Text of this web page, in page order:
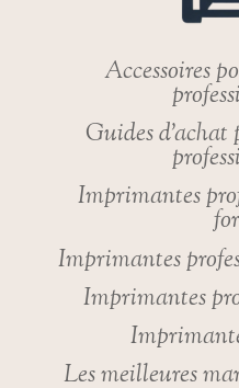
Accessoires
Guides
Imprimantes
Imprimantes
Imprimantes
Les meilleures